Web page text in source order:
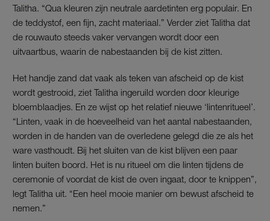
Talitha. “Qua kleuren zijn neutrale aardetinten erg populair. En
de teddystof, een fijn, zacht materiaal.” Verder ziet Talitha dat
de rouwauto steeds vaker vervangen wordt door een
uitvaartbus, waarin de nabestaanden bij de kist zitten.
Het handje zand dat vaak als teken van afscheid op de kist
wordt gestrooid, ziet Talitha ingeruild worden door kleurige
bloemblaadjes. En ze wijst op het relatief nieuwe ‘lintenritueel’.
“Linten, vaak in de hoeveelheid van het aantal nabestaanden,
worden in de handen van de overledene gelegd die ze als het
ware vasthoudt. Bij het sluiten van de kist blijven een paar
linten buiten boord. Het is nu ritueel om die linten tijdens de
ceremonie of voordat de kist de oven ingaat, door te knippen”,
legt Talitha uit. “Een heel mooie manier om bewust afscheid te
nemen.”